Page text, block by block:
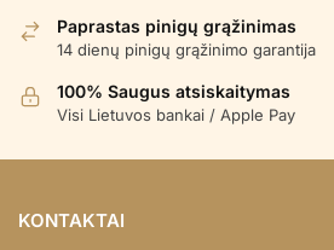
Paprastas pinigų grąžinimas
14 dienų pinigų grąžinimo garantija
100% Saugus atsiskaitymas
Visi Lietuvos bankai / Apple Pay
KONTAKTAI